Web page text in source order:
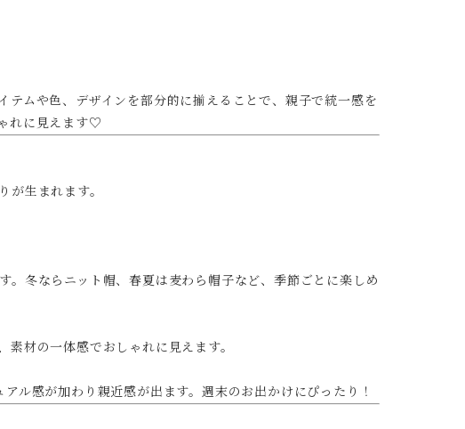
ムや色、デザインを部分的に揃えることで、親子で統一感を
れに見えます♡
生まれます。
冬ならニット帽、春夏は麦わら帽子など、季節ごとに楽しめ
材の一体感でおしゃれに見えます。
ル感が加わり親近感が出ます。週末のお出かけにぴったり！